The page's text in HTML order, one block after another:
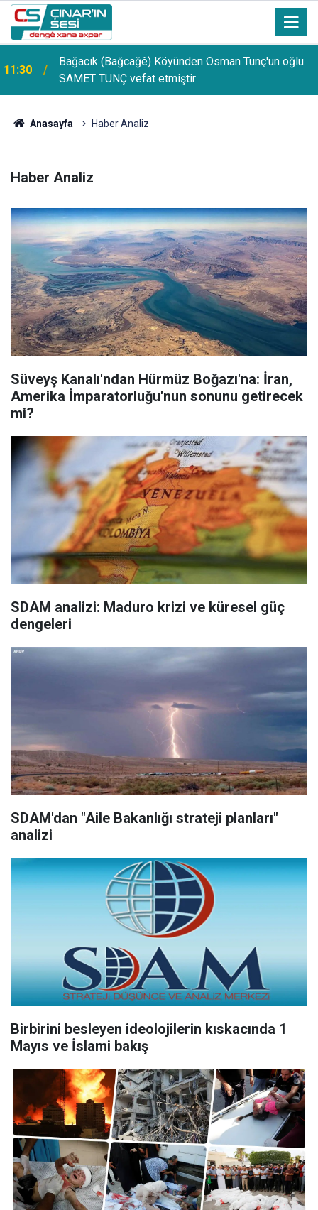
11:30
Bağacık (Bağcağê) Köyünden Osman Tunç'un oğlu
SAMET TUNÇ vefat etmiştir
Anasayfa Haber Analiz
Haber Analiz
Süveyş Kanalı'ndan Hürmüz Boğazı'na: İran,
Amerika İmparatorluğu'nun sonunu getirecek
mi?
SDAM analizi: Maduro krizi ve küresel güç
dengeleri
SDAM'dan "Aile Bakanlığı strateji planları"
analizi
Birbirini besleyen ideolojilerin kıskacında 1
Mayıs ve İslami bakış